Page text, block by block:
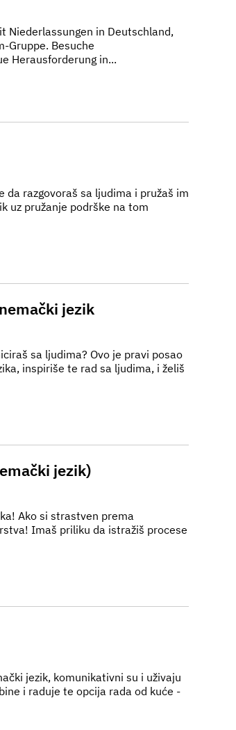
Niederlassungen in Deutschland,
Gruppe. Besuche
Herausforderung in...
razgovoraš sa ljudima i pružaš im
uz pružanje podrške na tom
jezik
sa ljudima? Ovo je pravi posao
inspiriše te rad sa ljudima, i želiš
jezik)
Ako si strastven prema
Imaš priliku da istražiš procese
jezik, komunikativni su i uživaju
i raduje te opcija rada od kuće -